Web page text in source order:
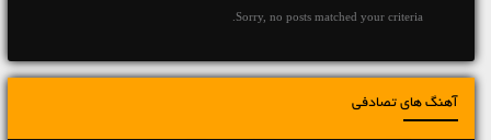
Sorry, no posts matched your criteria.
آهنگ های تصادفی